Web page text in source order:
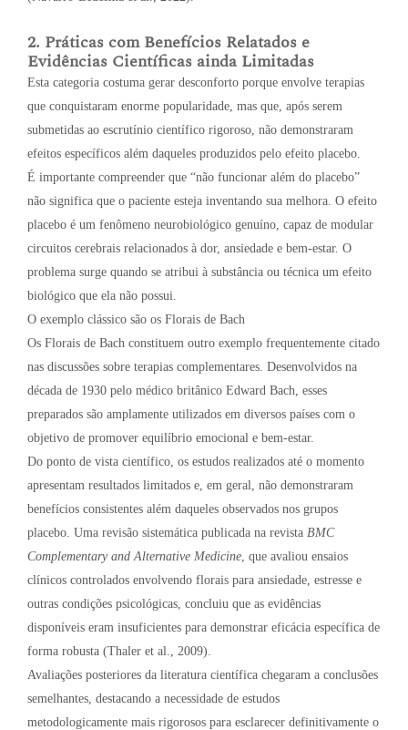
2. Práticas com Benefícios Relatados e
Evidências Científicas ainda Limitadas
Esta categoria costuma gerar desconforto porque envolve terapias
que conquistaram enorme popularidade, mas que, após serem
submetidas ao escrutínio científico rigoroso, não demonstraram
efeitos específicos além daqueles produzidos pelo efeito placebo.
É importante compreender que “não funcionar além do placebo”
não significa que o paciente esteja inventando sua melhora. O efeito
placebo é um fenômeno neurobiológico genuíno, capaz de modular
circuitos cerebrais relacionados à dor, ansiedade e bem-estar. O
problema surge quando se atribui à substância ou técnica um efeito
biológico que ela não possui.
O exemplo clássico são os Florais de Bach
Os Florais de Bach constituem outro exemplo frequentemente citado
nas discussões sobre terapias complementares. Desenvolvidos na
década de 1930 pelo médico britânico Edward Bach, esses
preparados são amplamente utilizados em diversos países com o
objetivo de promover equilíbrio emocional e bem-estar.
Do ponto de vista científico, os estudos realizados até o momento
apresentam resultados limitados e, em geral, não demonstraram
benefícios consistentes além daqueles observados nos grupos
placebo. Uma revisão sistemática publicada na revista BMC
Complementary and Alternative Medicine , que avaliou ensaios
clínicos controlados envolvendo florais para ansiedade, estresse e
outras condições psicológicas, concluiu que as evidências
disponíveis eram insuficientes para demonstrar eficácia específica de
forma robusta (Thaler et al., 2009).
Avaliações posteriores da literatura científica chegaram a conclusões
semelhantes, destacando a necessidade de estudos
metodologicamente mais rigorosos para esclarecer definitivamente o